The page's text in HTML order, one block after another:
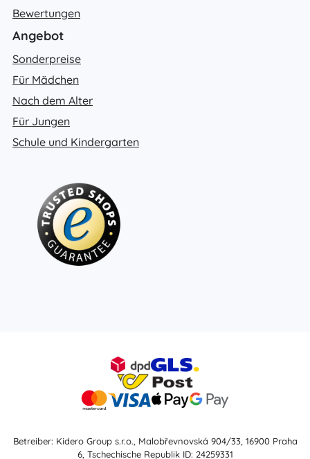
Bewertungen
Angebot
Sonderpreise
Für Mädchen
Nach dem Alter
Für Jungen
Schule und Kindergarten
Betreiber: Kidero Group s.r.o., Malobřevnovská 904/33, 16900 Praha
6, Tschechische Republik ID: 24259331